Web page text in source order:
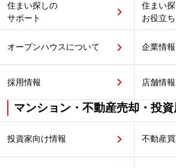
住まい探しの
サポート
住まい
お役立
オープンハウスについて 企業情報
採用情報 店舗情報
マンション・不動産売却・投
投資家向け情報 不動産買